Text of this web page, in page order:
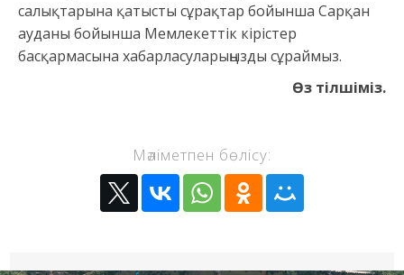
салықтарына қатысты сұрақтар бойынша Сарқан
ауданы бойынша Мемлекеттік кірістер
басқармасына хабарласуларыңызды сұраймыз.
Өз тілшіміз.
Мәліметпен бөлісу: